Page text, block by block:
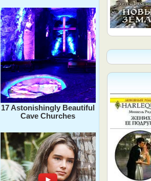
17 Astonishingly Beautiful
Cave Churches